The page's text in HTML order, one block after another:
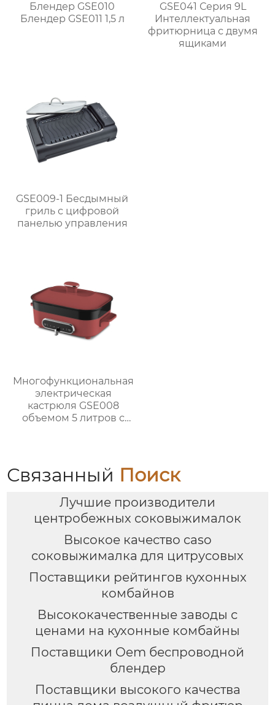
Блендер GSE010
Блендер GSE011 1,5 л
GSE041 Серия 9L
Интеллектуальная
фритюрница с двумя
ящиками
GSE009-1 Бесдымный
гриль с цифровой
панелью управления
Многофункциональная
электрическая
кастрюля GSE008
объемом 5 литров с
пару, варки, тушения и
жарки.
Связанный Поиск
Лучшие производители
центробежных соковыжималок
Высокое качество caso
соковыжималка для цитрусовых
Поставщики рейтингов кухонных
комбайнов
Высококачественные заводы с
ценами на кухонные комбайны
Поставщики Oem беспроводной
блендер
Поставщики высокого качества